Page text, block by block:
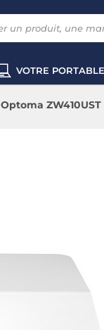
VOTRE PORTABLE
Optoma ZW410UST